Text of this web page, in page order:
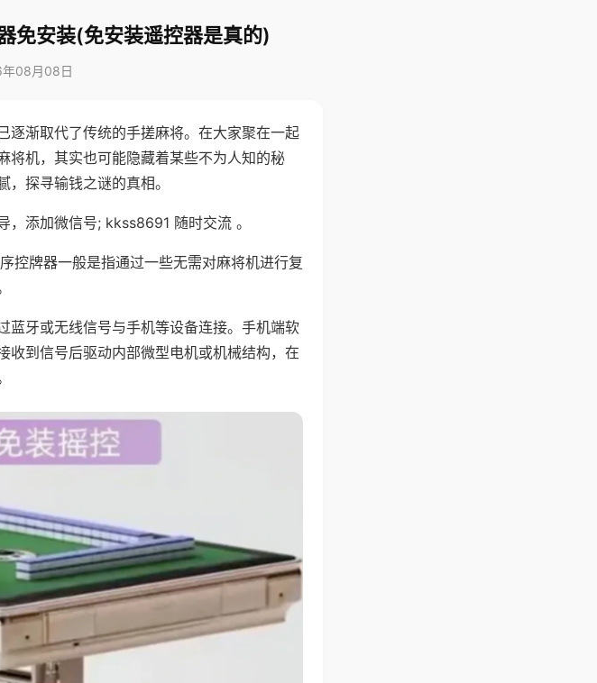
免安装(免安装遥控器是真的)
08月08日
逐渐取代了传统的手搓麻将。在大家聚在一起
将机，其实也可能隐藏着某些不为人知的秘
探寻输钱之谜的真相。
添加微信号; kkss8691 随时交流 。
控牌器一般是指通过一些无需对麻将机进行复
蓝牙或无线信号与手机等设备连接。手机端软
收到信号后驱动内部微型电机或机械结构，在